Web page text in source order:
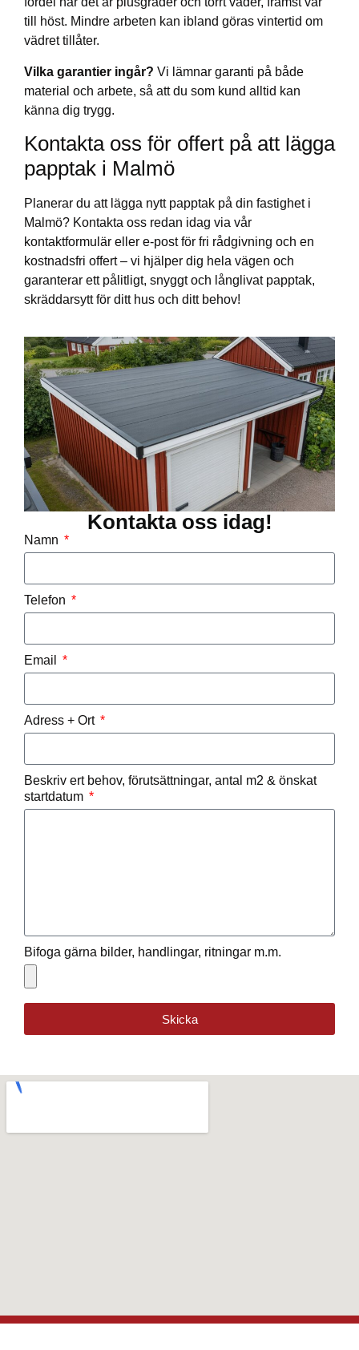
till höst. Mindre arbeten kan ibland göras vintertid om
vädret tillåter.
Vilka garantier ingår? Vi lämnar garanti på både
material och arbete, så att du som kund alltid kan
känna dig trygg.
Kontakta oss för offert på att lägga
papptak i Malmö
Planerar du att lägga nytt papptak på din fastighet i
Malmö? Kontakta oss redan idag via vår
kontaktformulär eller e-post för fri rådgivning och en
kostnadsfri offert – vi hjälper dig hela vägen och
garanterar ett pålitligt, snyggt och långlivat papptak,
skräddarsytt för ditt hus och ditt behov!
Kontakta oss idag!
Namn
Telefon
Email
Adress + Ort
Beskriv ert behov, förutsättningar, antal m2 & önskat
startdatum
Bifoga gärna bilder, handlingar, ritningar m.m.
Skicka